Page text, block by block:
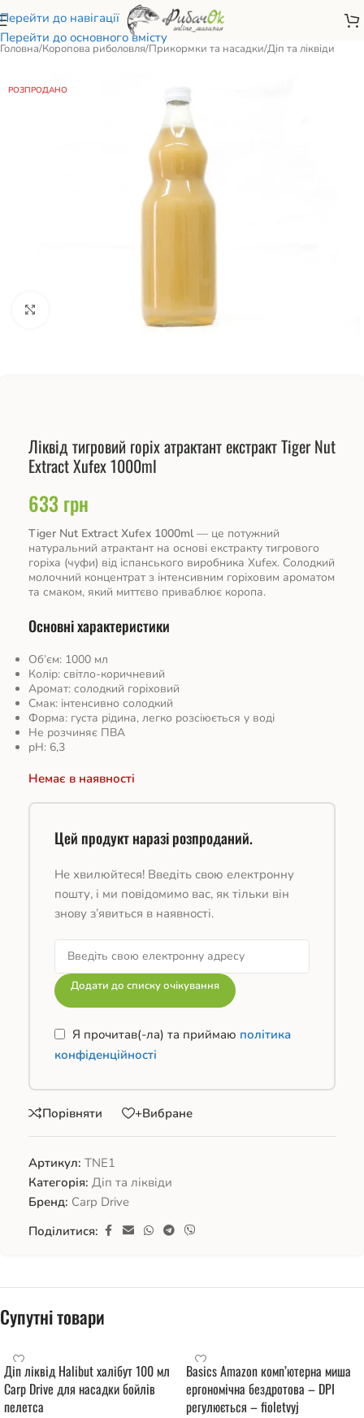
Перейти до навігації
Перейти до основного вмісту
Головна/Коропова риболовля/Прикормки та насадки/Діп та ліквіди
РОЗПРОДАНО
Натисніть, щоб збільшити
Ліквід тигровий горіх атрактант екстракт Tiger Nut
Extract Xufex 1000ml
633 грн
Tiger Nut Extract Xufex 1000ml— це потужний
натуральний атрактант на основі екстракту тигрового
горіха (чуфи) від іспанського виробника Xufex. Солодкий
молочний концентрат з інтенсивним горіховим ароматом
та смаком, який миттєво приваблює коропа.
Основні характеристики
Об’єм: 1000 мл
Колір: світло-коричневий
Аромат: солодкий горіховий
Смак: інтенсивно солодкий
Форма: густа рідина, легко розсіюється у воді
Не розчиняє ПВА
pH: 6,3
Немає в наявності
Цей продукт наразі розпроданий.
Не хвилюйтеся! Введіть свою електронну
пошту, і ми повідомимо вас, як тільки він
знову з’явиться в наявності.
Додати до списку очікування
Я прочитав(-ла) та приймаю політика
конфіденційності
Порівняти +Вибране
Артикул: TNE1
Категорія: Діп та ліквіди
Бренд: Carp Drive
Поділитися:
Супутні товари
Діп ліквід Halibut халібут 100 мл
Carp Drive для насадки бойлів
пелетса
Basics Amazon комп’ютерна миша
ергономічна бездротова – DPI
регулюється – fioletvyj